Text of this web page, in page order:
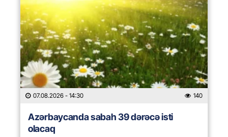
07.08.2026 - 14:30 140
Azərbaycanda sabah 39 dərəcə isti
olacaq